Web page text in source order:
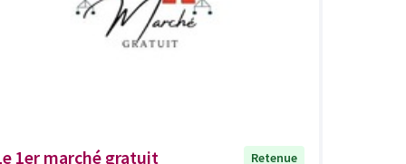
1er marché gratuit
Retenue